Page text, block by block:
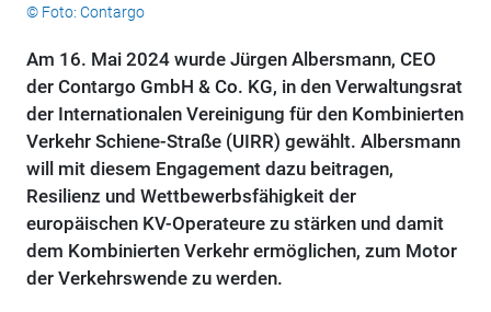
© Foto: Contargo
Am 16. Mai 2024 wurde Jürgen Albersmann, CEO
der Contargo GmbH & Co. KG, in den Verwaltungsrat
der Internationalen Vereinigung für den Kombinierten
Verkehr Schiene-Straße (UIRR) gewählt. Albersmann
will mit diesem Engagement dazu beitragen,
Resilienz und Wettbewerbsfähigkeit der
europäischen KV-Operateure zu stärken und damit
dem Kombinierten Verkehr ermöglichen, zum Motor
der Verkehrswende zu werden.